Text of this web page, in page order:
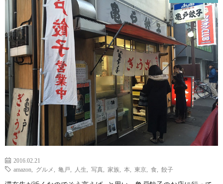
ッ
ト
メ
行・
散
歩
こ
の
ブ
ロ
グ
2016.02.21
amazon
グルメ 亀戸 人生 写真 家族 本 東京 食 餃子